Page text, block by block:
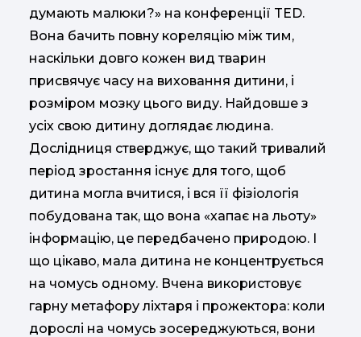
думають малюки?» на конференції TED.
Вона бачить повну кореляцію між тим,
наскільки довго кожен вид тварин
присвячує часу на виховання дитини, і
розміром мозку цього виду. Найдовше з
усіх свою дитину доглядає людина.
Дослідниця стверджує, що такий тривалий
період зростання існує для того, щоб
дитина могла вчитися, і вся її фізіологія
побудована так, що вона «хапає на льоту»
інформацію, це передбачено природою. І
що цікаво, мала дитина не концентрується
на чомусь одному. Вчена використовує
гарну метафору ліхтаря і прожектора: коли
дорослі на чомусь зосереджуються, вони